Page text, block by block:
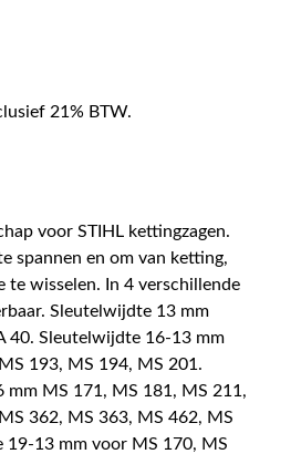
21% BTW.
voor STIHL kettingzagen.
spannen en om van ketting,
te wisselen. In 4 verschillende
Sleutelwijdte 13 mm
40. Sleutelwijdte 16-13 mm
193, MS 194, MS 201.
mm MS 171, MS 181, MS 211,
362, MS 363, MS 462, MS
19-13 mm voor MS 170, MS